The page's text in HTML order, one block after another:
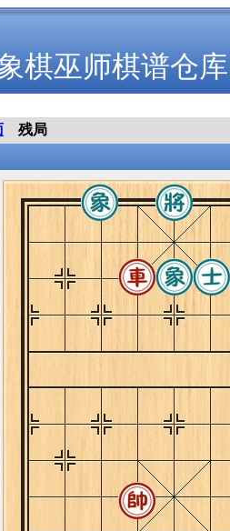
棋巫师棋谱仓库
残局